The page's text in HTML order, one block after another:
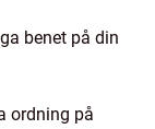
benet på din
ordning på